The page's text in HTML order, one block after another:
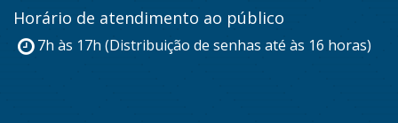
Horário de atendimento ao público
7h às 17h (Distribuição de senhas até às 16 horas)